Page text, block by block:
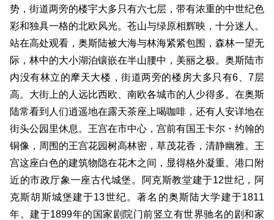
势，街道两旁的楼宇大多只有六七层，带有浓重的中世纪色
彩和独具一格的北欧风光。苍山与绿原相辉映，十分迷人。
站在高处观看，奥斯陆被大海与林海紧紧包围，森林一望无
际，林中的大小湖泊镶嵌在半山腰中，美丽之极。奥斯陆市
内没有林立的摩天大楼，街道两旁的楼房大多只有6、7层
高。大街上的人远比西欧、南欧各城市的人少得多。在奥斯
陆常看到人们逍遥地在露天茶座上喝咖啡，还有人安详地在
街头公园里休息。王宫在市中心，宫前有国王卡尔・约翰的
铜像，周围的王宫花园树高林密，草茂花香，清静幽雅。王
宫这座白色的建筑物隐在花木之间，显得格外凝重。港口附
近的市政厅象一座古代城堡。阿克斯教堂建于12世纪，阿
克斯胡斯城堡建于13世纪。著名的奥斯陆大学建于1811
年。建于1899年的国家剧院门前竖立有世界驰名的剧和家